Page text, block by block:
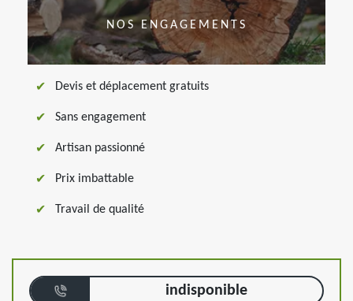
NOS ENGAGEMENTS
Devis et déplacement gratuits
Sans engagement
Artisan passionné
Prix imbattable
Travail de qualité
indisponible